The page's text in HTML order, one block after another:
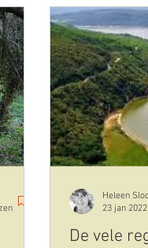
reizen
kunst
corona olijfolie
De vele
Heleen
23 jan 2022